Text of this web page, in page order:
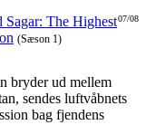
07/08
Sagar: The Highest
(Sæson 1)
bryder ud mellem
sendes luftvåbnets
bag fjendens